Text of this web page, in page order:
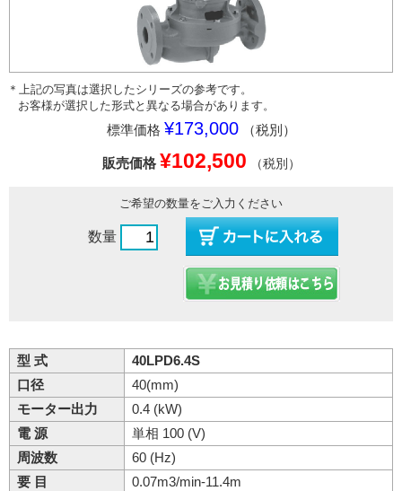
＊上記の写真は選択したシリーズの参考です。
お客様が選択した形式と異なる場合があります。
標準価格 ¥173,000 （税別）
販売価格 ¥102,500 （税別）
ご希望の数量をご入力ください
数量
型 式
40LPD6.4S
口径
40(mm)
モーター出力
0.4 (kW)
電 源
単相 100 (V)
周波数
60 (Hz)
要 目
0.07m3/min-11.4m